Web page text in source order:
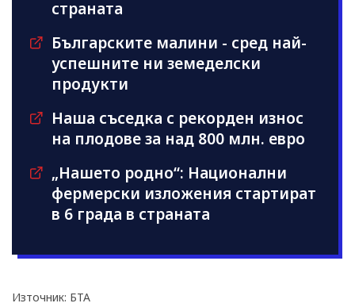
страната
Българските малини - сред най-
успешните ни земеделски
продукти
Наша съседка с рекорден износ
на плодове за над 800 млн. евро
„Нашето родно“: Национални
фермерски изложения стартират
в 6 града в страната
Източник: БТА